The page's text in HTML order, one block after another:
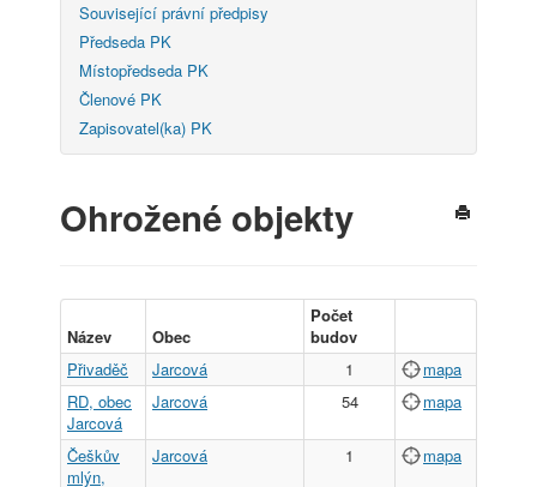
Související právní předpisy
Předseda PK
Místopředseda PK
Členové PK
Zapisovatel(ka) PK
Ohrožené objekty
Název Obec
Počet
budov
Přivaděč
Jarcová 1
mapa
RD, obec
Jarcová
Jarcová 54 mapa
Češkův
mlýn,
Jarcová 1 mapa